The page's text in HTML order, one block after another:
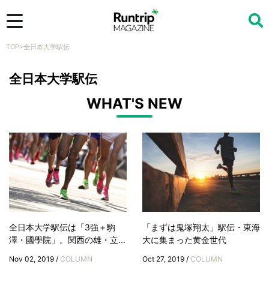
TOP>全日本大学駅伝
全日本大学駅伝
WHAT'S NEW
全日本大学駅伝は「3強＋駒
澤・國學院」。関西の雄・立...
Nov 02, 2019 / COLUMN
「まずは鬼塚翔太」駅伝・東海
大に集まった黄金世代
Oct 27, 2019 / COLUMN